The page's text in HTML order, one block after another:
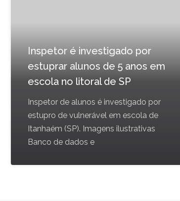
Inspetor é investigado por
estuprar alunos de 5 anos em
escola no litoral de SP
Inspetor de alunos é investigado por
estupro de vulnerável em escola de
Itanhaém (SP). Imagens ilustrativas
Banco de dados e